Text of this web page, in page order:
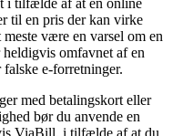
til en pris der kan virke
være en varsel om en
omfavnet af en
e-forretninger.
med betalingskort eller
bør du anvende en
ViaBill, i tilfælde af at du